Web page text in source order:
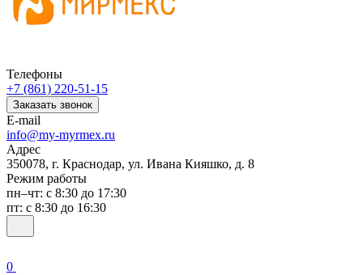
Телефоны
+7 (861) 220-51-15
Заказать звонок
E-mail
info@my-myrmex.ru
Адрес
350078, г. Краснодар, ул. Ивана Кияшко, д. 8
Режим работы
пн–чт: с 8:30 до 17:30
пт: с 8:30 до 16:30
0